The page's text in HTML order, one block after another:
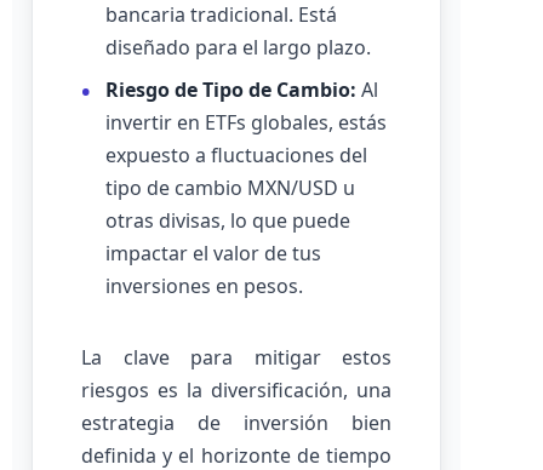
bancaria tradicional. Está
diseñado para el largo plazo.
Riesgo de Tipo de Cambio: Al
invertir en ETFs globales, estás
expuesto a fluctuaciones del
tipo de cambio MXN/USD u
otras divisas, lo que puede
impactar el valor de tus
inversiones en pesos.
La clave para mitigar estos
riesgos es la diversificación, una
estrategia de inversión bien
definida y el horizonte de tiempo